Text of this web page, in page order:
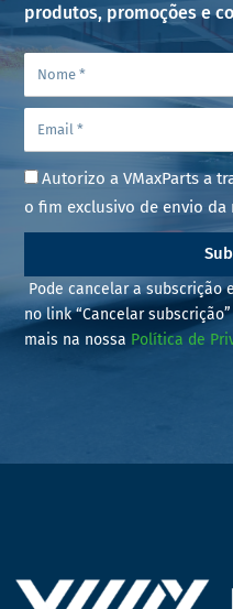
produtos, promoções e
Autorizo a VMaxParts a
o fim exclusivo de envio da
Pode cancelar a subscrição
no link “Cancelar
mais na nossa Política de